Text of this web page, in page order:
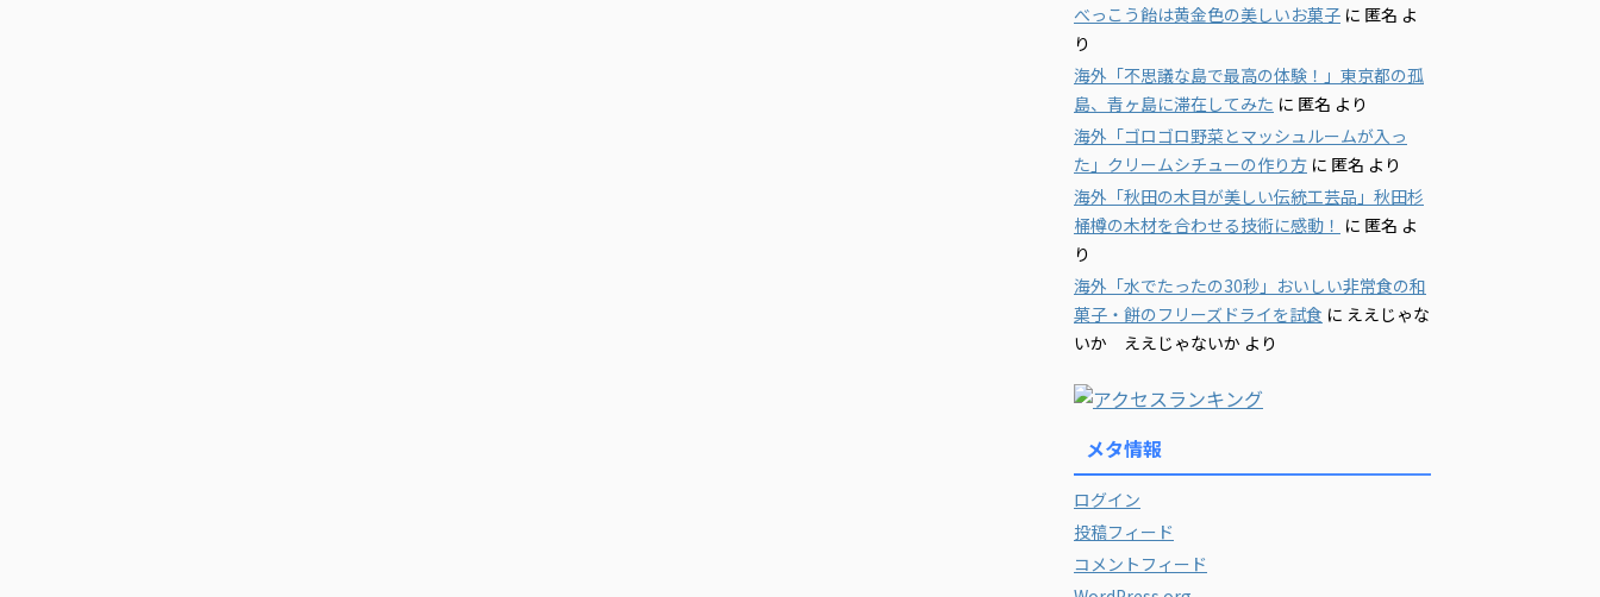
べっこう飴は黄金色の美しいお菓子 に 匿名 よ
り
海外「不思議な島で最高の体験！」東京都の孤
島、青ヶ島に滞在してみた に 匿名 より
海外「ゴロゴロ野菜とマッシュルームが入っ
た」クリームシチューの作り方 に 匿名 より
海外「秋田の木目が美しい伝統工芸品」秋田杉
桶樽の木材を合わせる技術に感動！ に 匿名 よ
り
海外「水でたったの30秒」おいしい非常食の和
菓子・餅のフリーズドライを試食 に ええじゃな
いか ええじゃないか より
メタ情報
ログイン
投稿フィード
コメントフィード